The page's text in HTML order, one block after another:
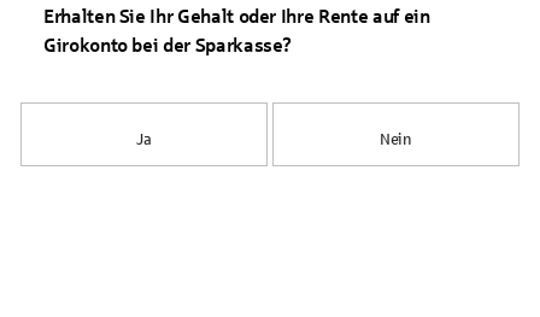
Erhalten Sie Ihr Gehalt oder Ihre Rente auf ein
Girokonto bei der Sparkasse?
Ja Nein